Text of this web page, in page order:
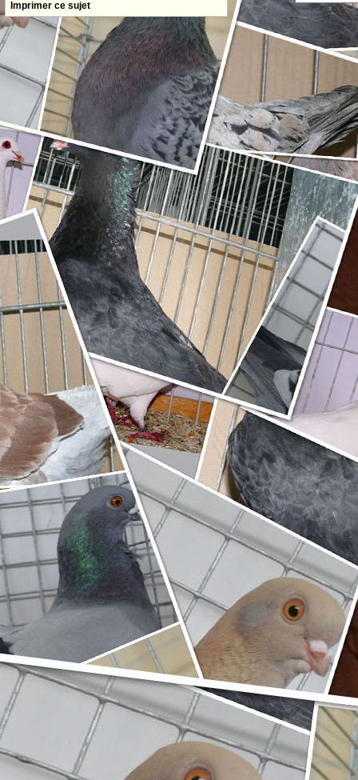
Imprimer ce sujet